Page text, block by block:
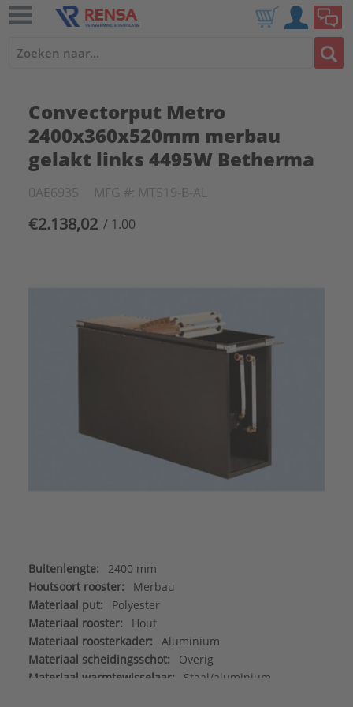
Convectorput Metro
2400x360x520mm merbau
gelakt links 4495W Betherma
0AE6935 MFG #: MT519-B-AL
€2.138,02 / 1.00
Buitenlengte:
2400 mm
Houtsoort rooster:
Merbau
Materiaal put:
Polyester
Materiaal rooster:
Hout
Materiaal roosterkader:
Aluminium
Materiaal scheidingsschot:
Overig
Materiaal warmtewisselaar:
Staal/aluminium